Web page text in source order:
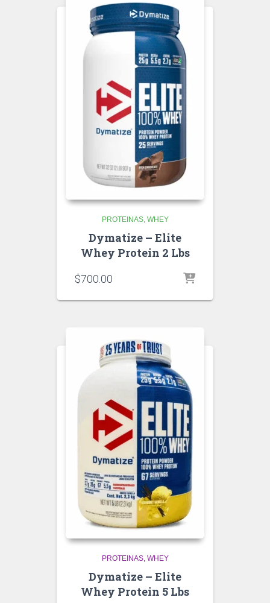
PROTEINAS WHEY
Dymatize – Elite
Whey Protein 2 Lbs
$700.00
PROTEINAS WHEY
Dymatize – Elite
Whey Protein 5 Lbs